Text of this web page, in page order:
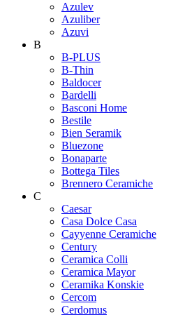
Azulev
Azuliber
Azuvi
B
B-PLUS
B-Thin
Baldocer
Bardelli
Basconi Home
Bestile
Bien Seramik
Bluezone
Bonaparte
Bottega Tiles
Brennero Ceramiche
C
Caesar
Casa Dolce Casa
Cayyenne Ceramiche
Century
Ceramica Colli
Ceramica Mayor
Ceramika Konskie
Cercom
Cerdomus